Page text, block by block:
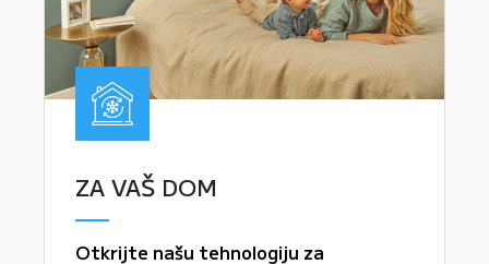
ZA VAŠ DOM
Otkrijte našu tehnologiju za